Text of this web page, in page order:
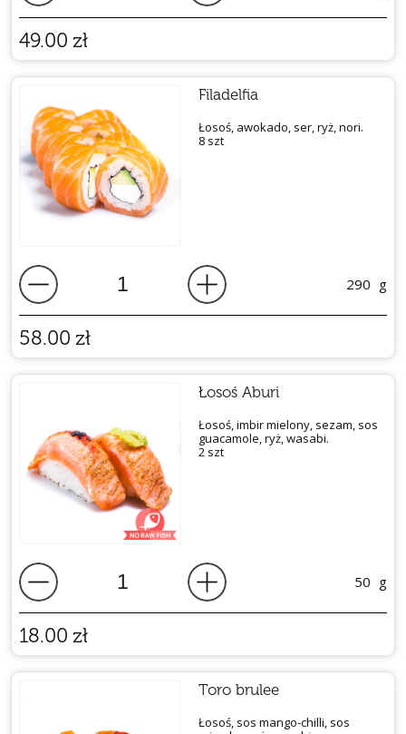
49.00 zł
Filadelfia
Łosoś, awokado, ser, ryż, nori.
8 szt
290 g
58.00 zł
Łosoś Aburi
Łosoś, imbir mielony, sezam, sos
guacamole, ryż, wasabi.
2 szt
50 g
18.00 zł
Toro brulee
Łosoś, sos mango-chilli, sos